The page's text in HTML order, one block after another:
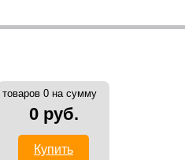
товаров 0 на сумму
0 руб.
Купить